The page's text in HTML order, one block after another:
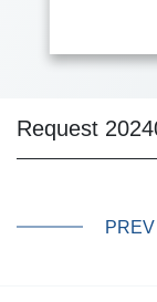
Request
PREV